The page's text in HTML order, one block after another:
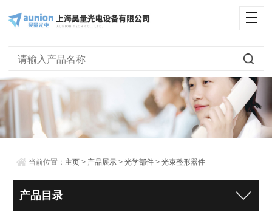
当前位置： 主页 > 产品展示 >光学部件 >光束整形器件
产品目录